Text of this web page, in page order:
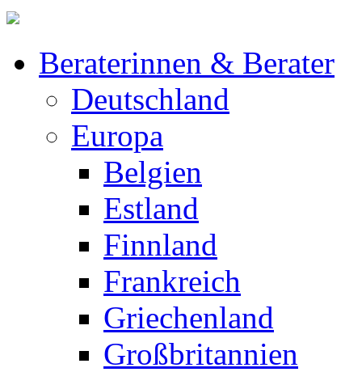
Beraterinnen & Berater
Deutschland
Europa
Belgien
Estland
Finnland
Frankreich
Griechenland
Großbritannien